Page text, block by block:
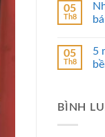
05
Th8
05
Th8
5
BÌNH